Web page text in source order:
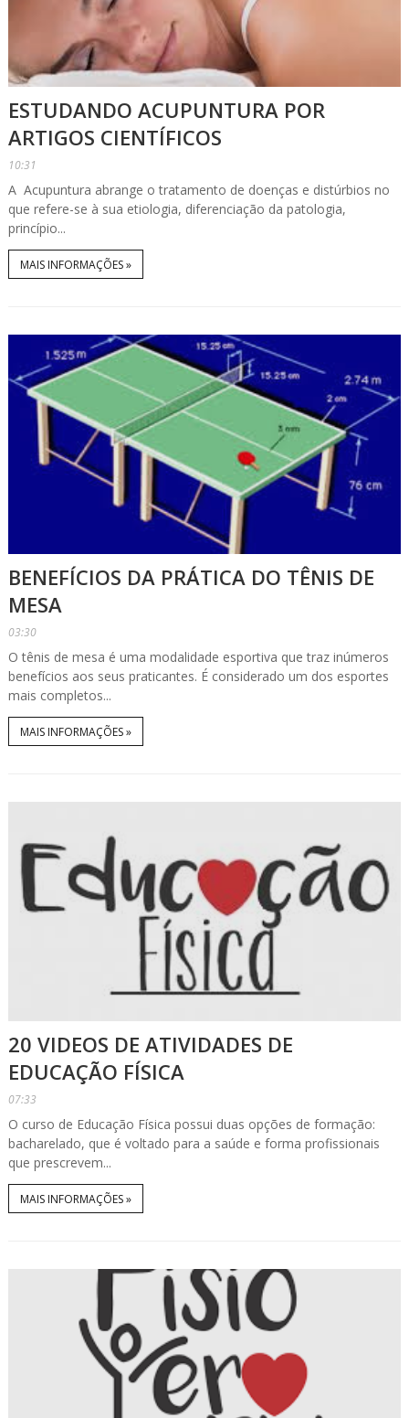
ESTUDANDO ACUPUNTURA POR
ARTIGOS CIENTÍFICOS
10:31
A Acupuntura abrange o tratamento de doenças e distúrbios no
que refere-se à sua etiologia, diferenciação da patologia,
princípio...
MAIS INFORMAÇÕES »
BENEFÍCIOS DA PRÁTICA DO TÊNIS DE
MESA
03:30
O tênis de mesa é uma modalidade esportiva que traz inúmeros
benefícios aos seus praticantes. É considerado um dos esportes
mais completos...
MAIS INFORMAÇÕES »
20 VIDEOS DE ATIVIDADES DE
EDUCAÇÃO FÍSICA
07:33
O curso de Educação Física possui duas opções de formação:
bacharelado, que é voltado para a saúde e forma profissionais
que prescrevem...
MAIS INFORMAÇÕES »